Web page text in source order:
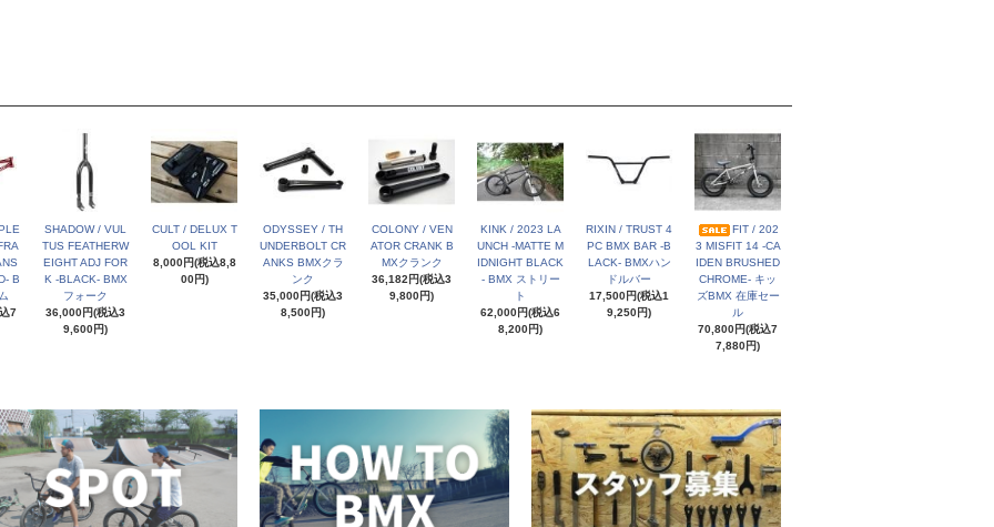
B
7
SHADOW / VUL
TUS FEATHERW
EIGHT ADJ FOR
K -BLACK- BMX
フォーク
36,000円(税込3
9,600円)
CULT / DELUX T
OOL KIT
8,000円(税込8,8
00円)
ODYSSEY / TH
UNDERBOLT CR
ANKS BMXクラ
ンク
35,000円(税込3
8,500円)
COLONY / VEN
ATOR CRANK B
MXクランク
36,182円(税込3
9,800円)
KINK / 2023 LA
UNCH -MATTE M
IDNIGHT BLACK
- BMX ストリー
ト
62,000円(税込6
8,200円)
RIXIN / TRUST 4
PC BMX BAR -B
LACK- BMXハン
ドルバー
17,500円(税込1
9,250円)
FIT / 202
3 MISFIT 14 -CA
IDEN BRUSHED
CHROME- キッ
ズBMX 在庫セー
ル
70,800円(税込7
7,880円)